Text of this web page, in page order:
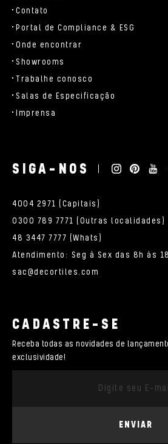
Contato
Portal de Compliance & ESG
Onde encontrar
Showrooms
Trabalhe conosco
Salas de Especificação
Imprensa
SIGA-NOS
4004 2971 (Capitais)
0300 789 7771 (Outras localidades)
48 3447 7777 (Whats)
Atendimento: Seg à Sex das 8h às
sac@decortiles.com
CADASTRE-SE
Receba todas as novidades de
exclusividade!
ENVIAR